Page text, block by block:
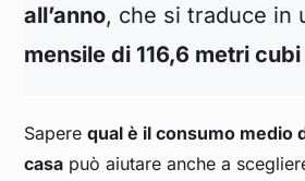
all’anno, che si traduce in
mensile di 116,6 metri
Saperequal è il consumo medio
casa può aiutare anche a